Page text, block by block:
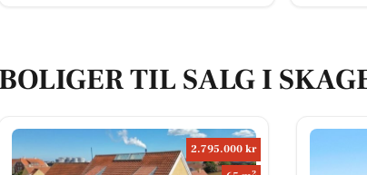
BOLIGER TIL SALG I
2.795.000 kr